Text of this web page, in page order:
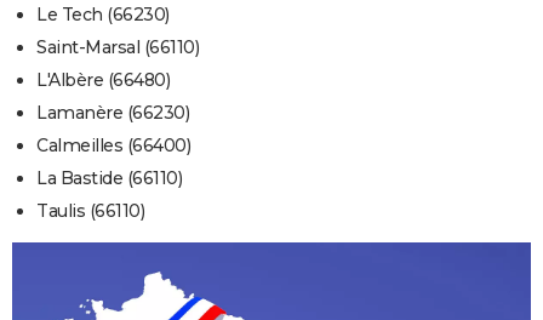
Le Tech (66230)
Saint-Marsal (66110)
L'Albère (66480)
Lamanère (66230)
Calmeilles (66400)
La Bastide (66110)
Taulis (66110)